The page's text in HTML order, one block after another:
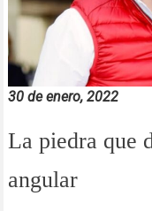
30 de enero, 2022
La piedra que
angular